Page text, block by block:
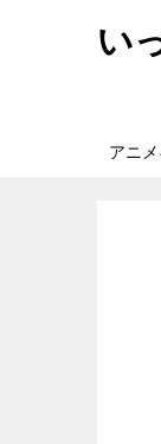
い
アニ